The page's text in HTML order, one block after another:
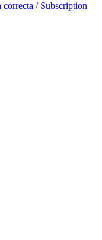
/ Subscription